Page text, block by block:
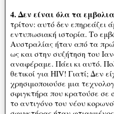
4. Δεν είναι όλα τα
τρίτον: αυτό δεν επηρεάζει
εντυπωσιακή ιστορία. Το
Αυστραλίας ήταν από τα
ως και στην συζήτηση του
αναφέραμε. Πάει κι αυτό.
θετικοί για HIV! Γιατί; Δεν
χρησιμοποιούσε μια
σφιγκτήρα που κρατούσε σε
το αντιγόνο του νέου